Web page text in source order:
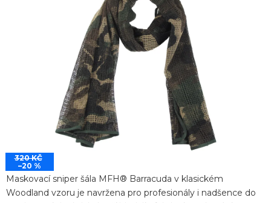
Maskovací sniper šála MFH® Barracuda v klasickém
Woodland vzoru je navržena pro profesionály i nadšence do
hvězdiček.
320 KČ
–20 %